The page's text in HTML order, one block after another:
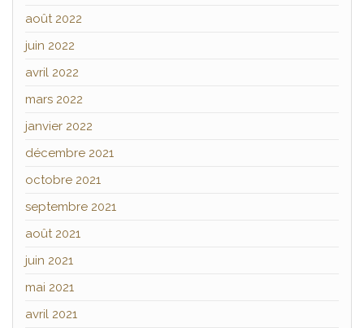
août 2022
juin 2022
avril 2022
mars 2022
janvier 2022
décembre 2021
octobre 2021
septembre 2021
août 2021
juin 2021
mai 2021
avril 2021